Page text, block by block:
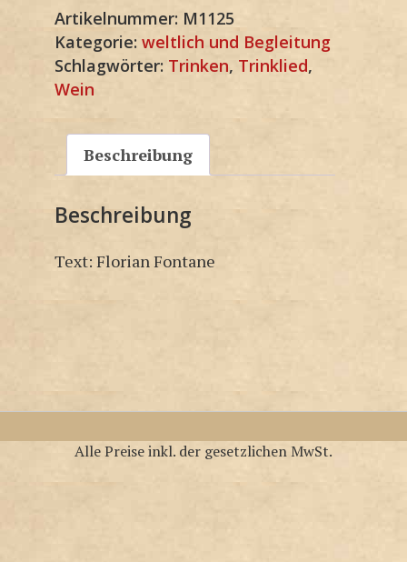
Artikelnummer: M1125
Kategorie: weltlich und Begleitung
Schlagwörter: Trinken, Trinklied,
Wein
Beschreibung
Beschreibung
Text: Florian Fontane
Alle Preise inkl. der gesetzlichen MwSt.